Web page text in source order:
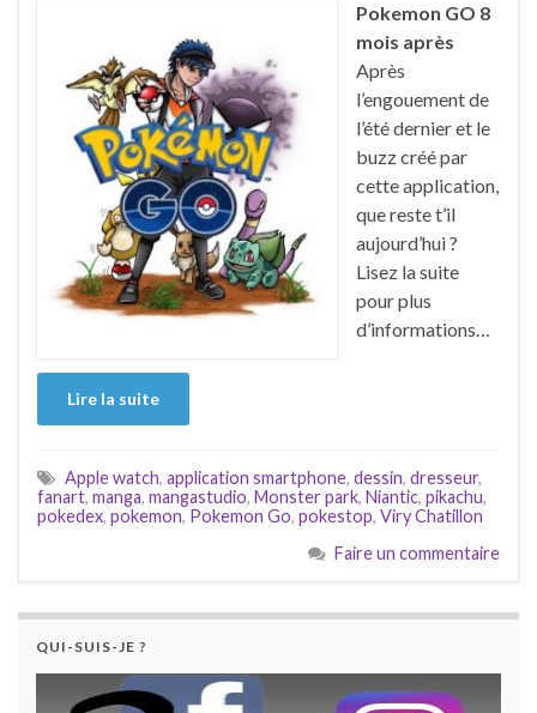
Pokemon GO 8
mois après
Après
l’engouement de
l’été dernier et le
buzz créé par
cette application,
que reste t’il
aujourd’hui ?
Lisez la suite
pour plus
d’informations…
Lire la suite
Apple watch, application smartphone, dessin, dresseur,
fanart, manga, mangastudio, Monster park, Niantic, pikachu,
pokedex, pokemon, Pokemon Go, pokestop, Viry Chatillon
Faire un commentaire
QUI-SUIS-JE ?